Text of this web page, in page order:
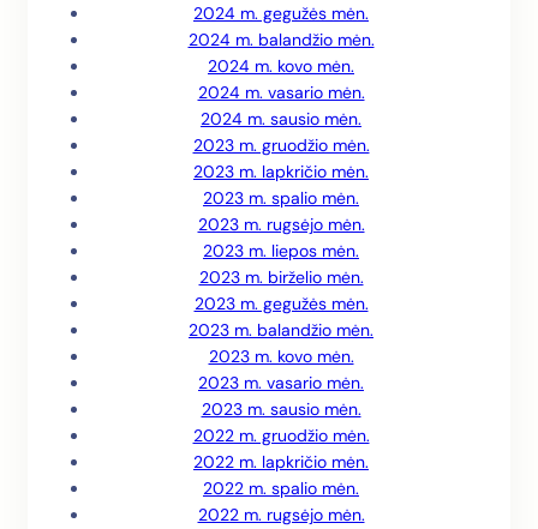
2024 m. gegužės mėn.
2024 m. balandžio mėn.
2024 m. kovo mėn.
2024 m. vasario mėn.
2024 m. sausio mėn.
2023 m. gruodžio mėn.
2023 m. lapkričio mėn.
2023 m. spalio mėn.
2023 m. rugsėjo mėn.
2023 m. liepos mėn.
2023 m. birželio mėn.
2023 m. gegužės mėn.
2023 m. balandžio mėn.
2023 m. kovo mėn.
2023 m. vasario mėn.
2023 m. sausio mėn.
2022 m. gruodžio mėn.
2022 m. lapkričio mėn.
2022 m. spalio mėn.
2022 m. rugsėjo mėn.